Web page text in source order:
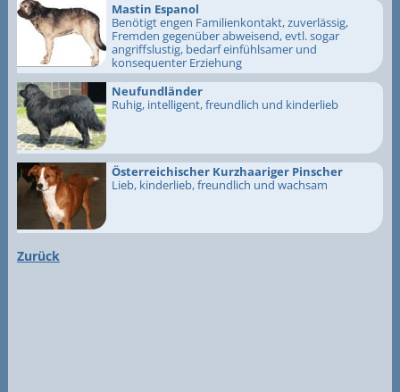
Mastin Espanol
Benötigt engen Familienkontakt, zuverlässig,
Fremden gegenüber abweisend, evtl. sogar
angriffslustig, bedarf einfühlsamer und
konsequenter Erziehung
Neufundländer
Ruhig, intelligent, freundlich und kinderlieb
Österreichischer Kurzhaariger Pinscher
Lieb, kinderlieb, freundlich und wachsam
Zurück